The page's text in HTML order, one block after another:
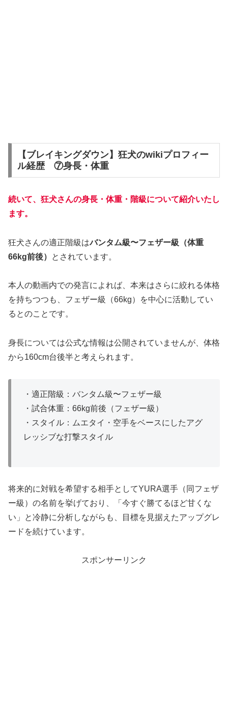
【ブレイキングダウン】狂犬のwikiプロフィー
ル経歴 ⑦身長・体重
続いて、狂犬さんの身長・体重・階級について紹介いたし
ます。
狂犬さんの適正階級はバンタム級〜フェザー級（体重
66kg前後）
とされています。
本人の動画内での発言によれば、本来はさらに絞れる体格
を持ちつつも、フェザー級（66kg）を中心に活動してい
るとのことです。
身長については公式な情報は公開されていませんが、体格
から160cm台後半と考えられます。
・適正階級：バンタム級〜フェザー級
・試合体重：66kg前後（フェザー級）
・スタイル：ムエタイ・空手をベースにしたアグ
レッシブな打撃スタイル
将来的に対戦を希望する相手としてYURA選手（同フェザ
ー級）の名前を挙げており、「今すぐ勝てるほど甘くな
い」と冷静に分析しながらも、目標を見据えたアップグレ
ードを続けています。
スポンサーリンク